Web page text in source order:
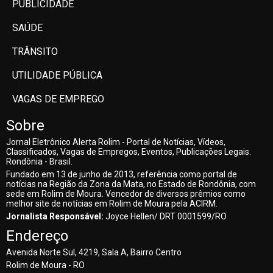
PUBLICIDADE
SAÚDE
TRÂNSITO
UTILIDADE PÚBLICA
VAGAS DE EMPREGO
Sobre
Jornal Eletrônico Alerta Rolim - Portal de Notícias, Vídeos,
Classificados, Vagas de Empregos, Eventos, Publicações Legais.
Rondônia - Brasil.
Fundado em 13 de junho de 2013, referência como portal de
notícias na Região da Zona da Mata, no Estado de Rondônia, com
sede em Rolim de Moura. Vencedor de diversos prêmios como
melhor site de notícias em Rolim de Moura pela ACIRM.
Jornalista Responsável: Joyce Hellen/ DRT 0001599/RO
Endereço
Avenida Norte Sul, 4219, Sala A, Bairro Centro
Rolim de Moura - RO